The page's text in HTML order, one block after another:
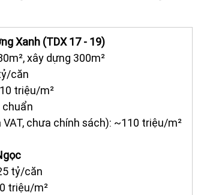
Xanh (TDX 17 - 19)
xây dựng 300m²
căn
triệu/m²
chưa chính sách): ~110 triệu/m²
tỷ/căn
triệu/m²